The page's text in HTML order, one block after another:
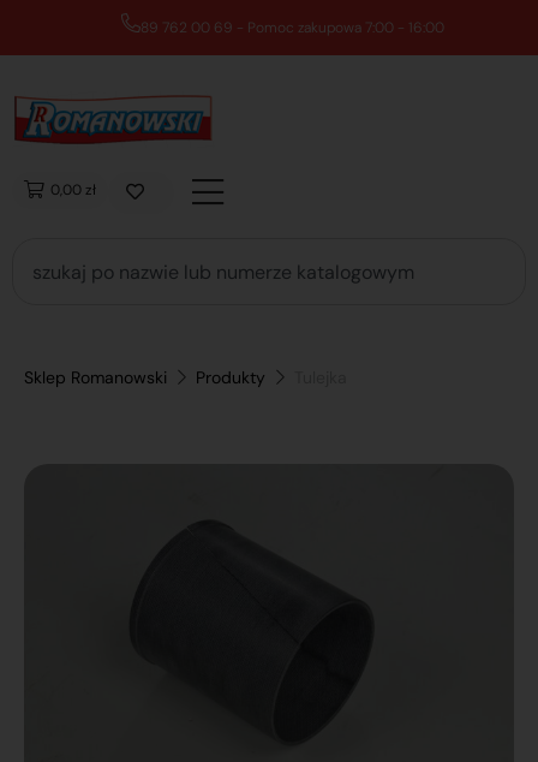
89 762 00 69 - Pomoc zakupowa 7:00 - 16:00
0,00 zł
Sklep Romanowski Produkty